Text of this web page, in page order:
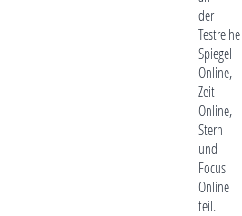
der
Testreihe
Spiegel
Online,
Zeit
Online,
Stern
und
Focus
Online
teil.